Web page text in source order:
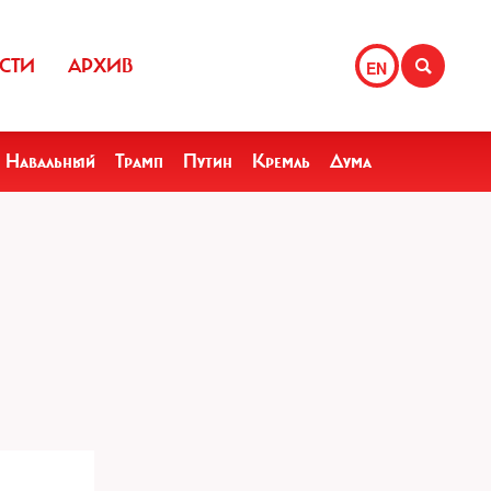
EN
АРХИВ
Навальный Трамп Путин Кремль Дума